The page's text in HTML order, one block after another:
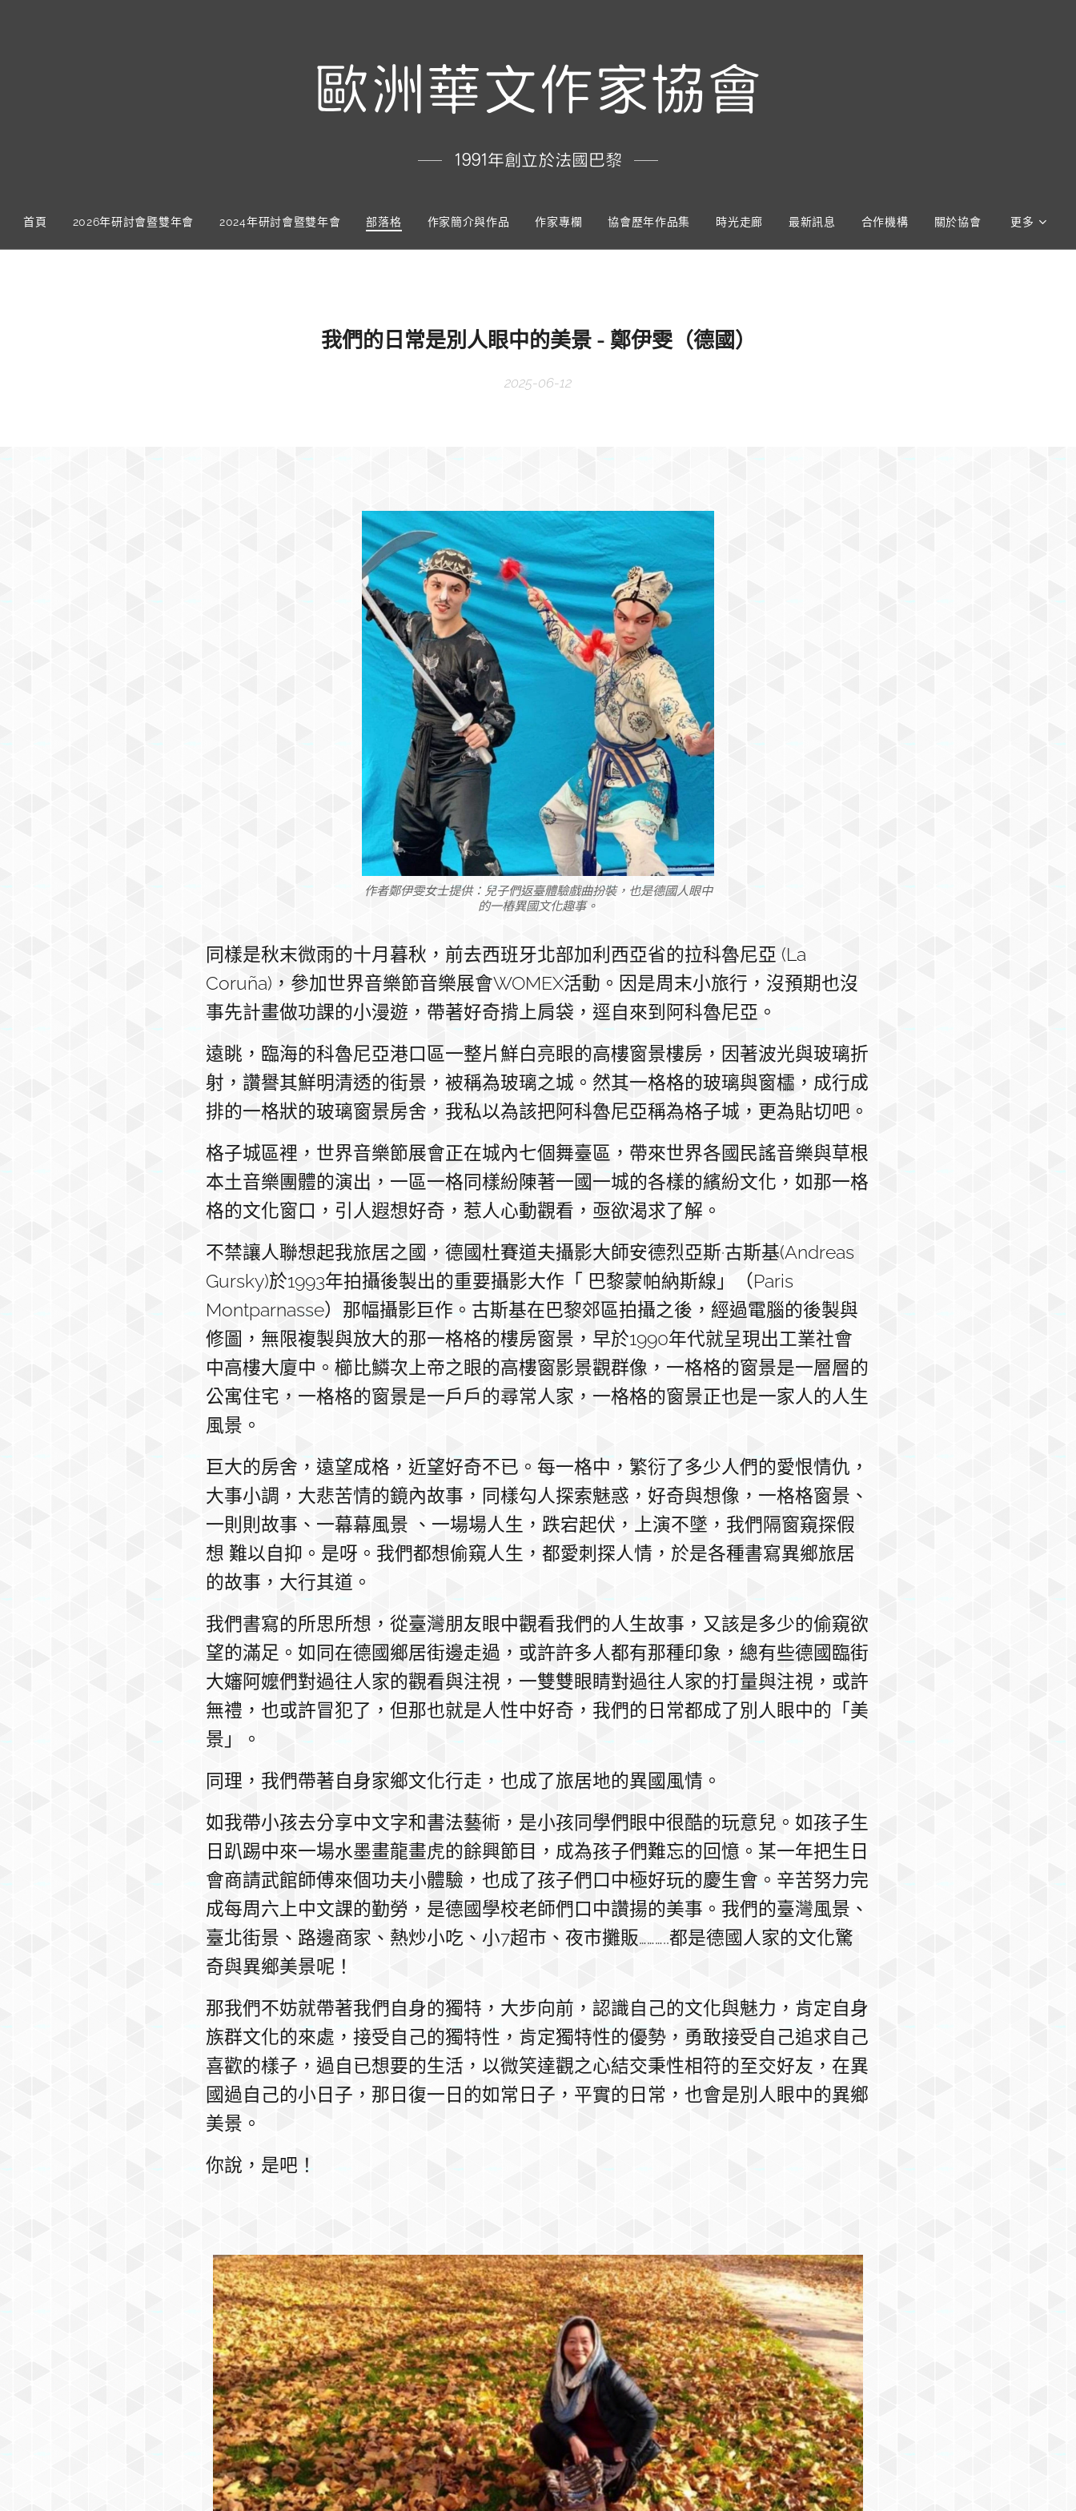
歐洲華文作家協會
1991年創立於法國巴黎
首頁 2026年研討會暨雙年會 2024年研討會暨雙年會 部落格 作家簡介與作品 作家專欄 協會歷年作品集 時光走廊 最新訊息 合作機構 關於協會 更多
我們的日常是別人眼中的美景 - 鄭伊雯（德國）
2025-06-12
作者鄭伊雯女士提供：兒子們返臺體驗戲曲扮裝，也是德國人眼中
的一樁異國文化趣事。
同樣是秋末微雨的十月暮秋，前去西班牙北部加利西亞省的拉科魯尼亞 (La
Coruña)，參加世界音樂節音樂展會WOMEX活動。因是周末小旅行，沒預期也沒
事先計畫做功課的小漫遊，帶著好奇揹上肩袋，逕自來到阿科魯尼亞。
遠眺，臨海的科魯尼亞港口區一整片鮮白亮眼的高樓窗景樓房，因著波光與玻璃折
射，讚譽其鮮明清透的街景，被稱為玻璃之城。然其一格格的玻璃與窗櫺，成行成
排的一格狀的玻璃窗景房舍，我私以為該把阿科魯尼亞稱為格子城，更為貼切吧。
格子城區裡，世界音樂節展會正在城內七個舞臺區，帶來世界各國民謠音樂與草根
本土音樂團體的演出，一區一格同樣紛陳著一國一城的各樣的繽紛文化，如那一格
格的文化窗口，引人遐想好奇，惹人心動觀看，亟欲渴求了解。
不禁讓人聯想起我旅居之國，德國杜賽道夫攝影大師安德烈亞斯·古斯基(Andreas
Gursky)於1993年拍攝後製出的重要攝影大作「 巴黎蒙帕納斯線」（Paris
Montparnasse）那幅攝影巨作。古斯基在巴黎郊區拍攝之後，經過電腦的後製與
修圖，無限複製與放大的那一格格的樓房窗景，早於1990年代就呈現出工業社會
中高樓大廈中。櫛比鱗次上帝之眼的高樓窗影景觀群像，一格格的窗景是一層層的
公寓住宅，一格格的窗景是一戶戶的尋常人家，一格格的窗景正也是一家人的人生
風景。
巨大的房舍，遠望成格，近望好奇不已。每一格中，繁衍了多少人們的愛恨情仇，
大事小調，大悲苦情的鏡內故事，同樣勾人探索魅惑，好奇與想像，一格格窗景、
一則則故事、一幕幕風景 、一場場人生，跌宕起伏，上演不墜，我們隔窗窺探假
想 難以自抑。是呀。我們都想偷窺人生，都愛刺探人情，於是各種書寫異鄉旅居
的故事，大行其道。
我們書寫的所思所想，從臺灣朋友眼中觀看我們的人生故事，又該是多少的偷窺欲
望的滿足。如同在德國鄉居街邊走過，或許許多人都有那種印象，總有些德國臨街
大嬸阿嬤們對過往人家的觀看與注視，一雙雙眼睛對過往人家的打量與注視，或許
無禮，也或許冒犯了，但那也就是人性中好奇，我們的日常都成了別人眼中的「美
景」。
同理，我們帶著自身家鄉文化行走，也成了旅居地的異國風情。
如我帶小孩去分享中文字和書法藝術，是小孩同學們眼中很酷的玩意兒。如孩子生
日趴踢中來一場水墨畫龍畫虎的餘興節目，成為孩子們難忘的回憶。某一年把生日
會商請武館師傅來個功夫小體驗，也成了孩子們口中極好玩的慶生會。辛苦努力完
成每周六上中文課的勤勞，是德國學校老師們口中讚揚的美事。我們的臺灣風景、
臺北街景、路邊商家、熱炒小吃、小7超市、夜市攤販………..都是德國人家的文化驚
奇與異鄉美景呢！
那我們不妨就帶著我們自身的獨特，大步向前，認識自己的文化與魅力，肯定自身
族群文化的來處，接受自己的獨特性，肯定獨特性的優勢，勇敢接受自己追求自己
喜歡的樣子，過自已想要的生活，以微笑達觀之心結交秉性相符的至交好友，在異
國過自己的小日子，那日復一日的如常日子，平實的日常，也會是別人眼中的異鄉
美景。
你說，是吧！